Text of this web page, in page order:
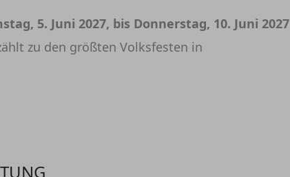
5. Juni 2027, bis Donnerstag, 10. Juni 2027
zu den größten Volksfesten in